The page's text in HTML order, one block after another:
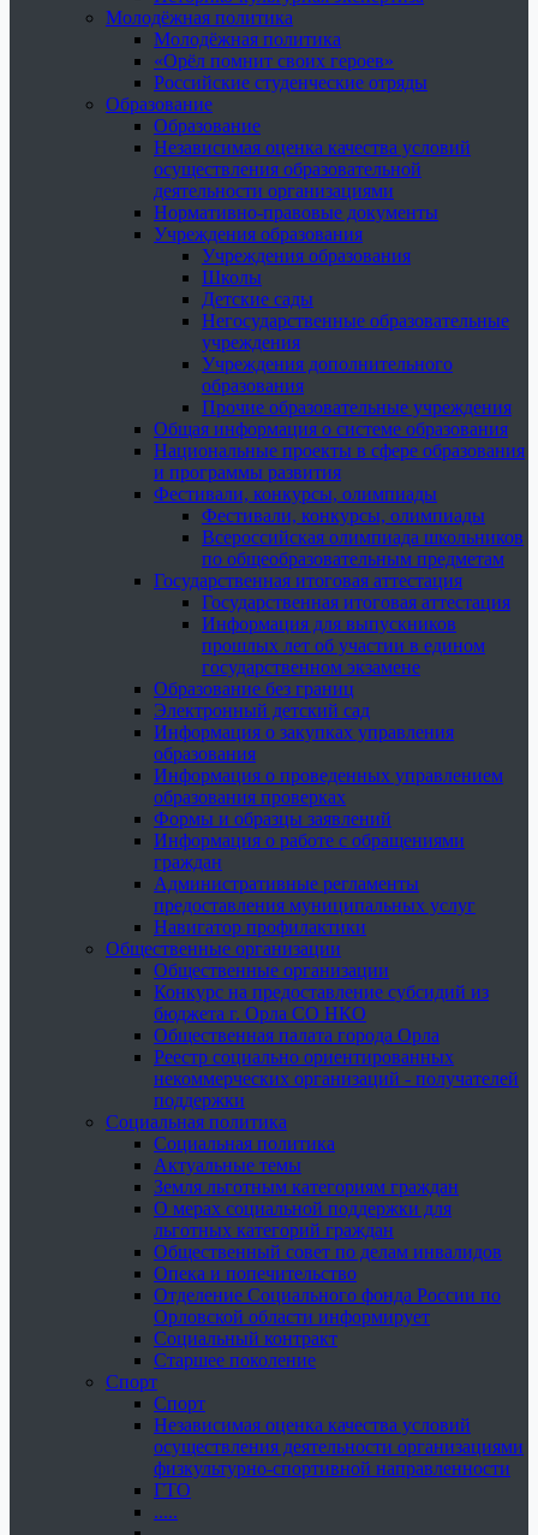
Молодёжная политика
Молодёжная политика
«Орёл помнит своих героев»
Российские студенческие отряды
Образование
Образование
Независимая оценка качества условий
осуществления образовательной
деятельности организациями
Нормативно-правовые документы
Учреждения образования
Учреждения образования
Школы
Детские сады
Негосударственные образовательные
учреждения
Учреждения дополнительного
образования
Прочие образовательные учреждения
Общая информация о системе образования
Национальные проекты в сфере образования
и программы развития
Фестивали, конкурсы, олимпиады
Фестивали, конкурсы, олимпиады
Всероссийская олимпиада школьников
по общеобразовательным предметам
Государственная итоговая аттестация
Государственная итоговая аттестация
Информация для выпускников
прошлых лет об участии в едином
государственном экзамене
Образование без границ
Электронный детский сад
Информация о закупках управления
образования
Информация о проведенных управлением
образования проверках
Формы и образцы заявлений
Информация о работе с обращениями
граждан
Административные регламенты
предоставления муниципальных услуг
Навигатор профилактики
Общественные организации
Общественные организации
Конкурс на предоставление субсидий из
бюджета г. Орла СО НКО
Общественная палата города Орла
Реестр социально ориентированных
некоммерческих организаций - получателей
поддержки
Социальная политика
Социальная политика
Актуальные темы
Земля льготным категориям граждан
О мерах социальной поддержки для
льготных категорий граждан
Общественный совет по делам инвалидов
Опека и попечительство
Отделение Социального фонда России по
Орловской области информирует
Социальный контракт
Старшее поколение
Спорт
Спорт
Независимая оценка качества условий
осуществления деятельности организациями
физкультурно-спортивной направленности
ГТО
.....